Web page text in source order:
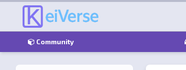
메인 메뉴Community